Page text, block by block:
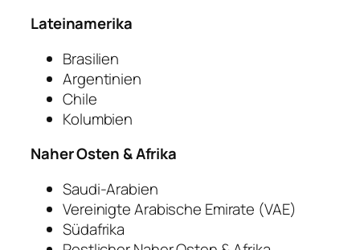
Lateinamerika
Brasilien
Argentinien
Chile
Kolumbien
Naher Osten & Afrika
Saudi-Arabien
Vereinigte Arabische Emirate (VAE)
Südafrika